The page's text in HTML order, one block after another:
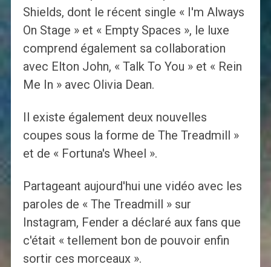
Shields, dont le récent single « I'm Always
On Stage » et « Empty Spaces », le luxe
comprend également sa collaboration
avec Elton John, « Talk To You » et « Rein
Me In » avec Olivia Dean.
Il existe également deux nouvelles
coupes sous la forme de The Treadmill »
et de « Fortuna's Wheel ».
Partageant aujourd'hui une vidéo avec les
paroles de « The Treadmill » sur
Instagram, Fender a déclaré aux fans que
c'était « tellement bon de pouvoir enfin
sortir ces morceaux ».